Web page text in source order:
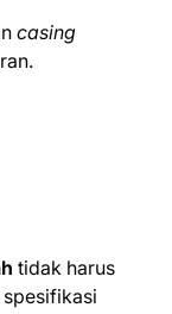
casing
tidak harus
spesifikasi